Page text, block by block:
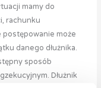
mamy do
rachunku
postępowanie może
danego dłużnika.
sposób
Dłużnik